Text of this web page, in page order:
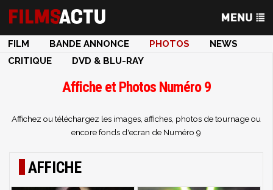
FILM BANDE ANNONCE PHOTOS
NEWS
CRITIQUE
DVD & BLU-RAY
Affiche et Photos Numéro 9
Affichez ou téléchargez les images, affiches, photos de tournage ou
encore fonds d'ecran de Numéro 9
AFFICHE